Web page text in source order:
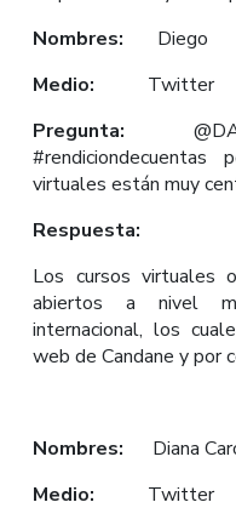
Nombres:
Medio: Twitter
Pregunta:
virtuales están muy
Respuesta:
Los cursos virtuales
abiertos a nivel
internacional, los
web de Candane y por
Nombres: Diana
Medio: Twitter